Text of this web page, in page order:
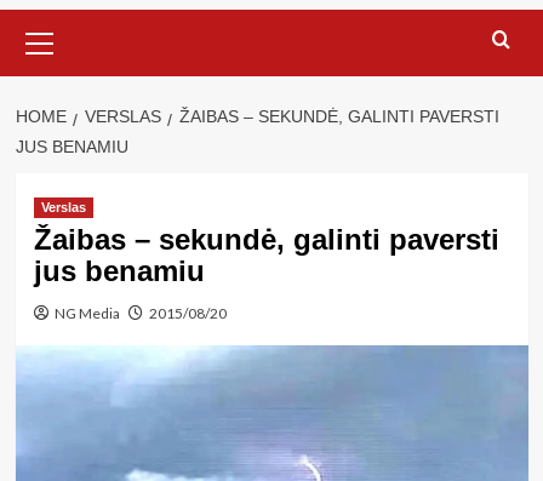
Menu
HOME VERSLAS
ŽAIBAS – SEKUNDĖ, GALINTI PAVERSTI
JUS BENAMIU
Verslas
Žaibas – sekundė, galinti paversti
jus benamiu
NG Media 2015/08/20